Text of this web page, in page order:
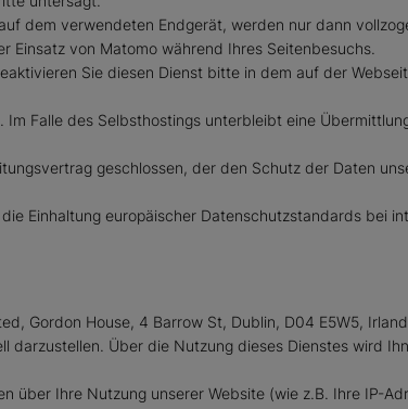
dem verwendeten Endgerät, werden nur dann
Einsatz von Matomo während Ihres Seitenbesuchs.
Sie diesen Dienst bitte in dem auf der
Falle des Selbsthostings unterbleibt eine
geschlossen, der den Schutz der Daten
Einhaltung europäischer Datenschutzstandards bei
Gordon House, 4 Barrow St, Dublin, D04 E5W5, Irland
Über die Nutzung dieses Dienstes wird
Ihre Nutzung unserer Website (wie z.B. Ihre IP-